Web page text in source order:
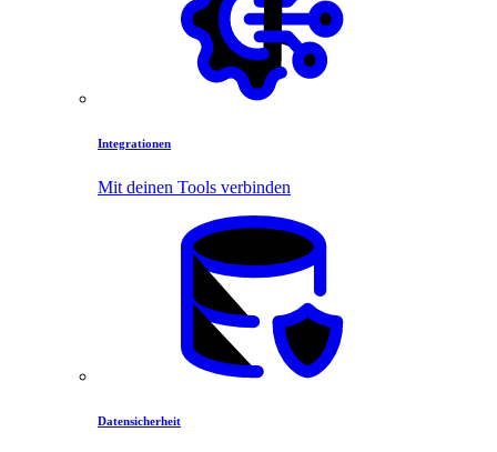
Integrationen
Mit deinen Tools verbinden
Datensicherheit